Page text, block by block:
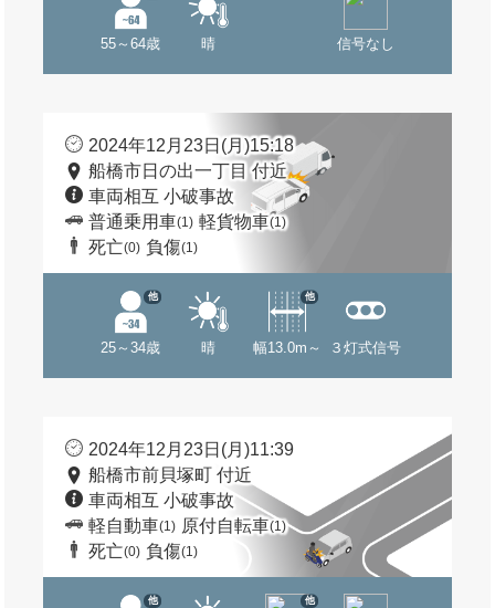
55～64歳 晴 信号なし
2024年12月23日(月)15:18
船橋市日の出一丁目 付近
車両相互 小破事故
普通乗用車(1) 軽貨物車(1)
死亡(0) 負傷(1)
25～34歳
他
晴 幅13.0m～
他
３灯式信号
2024年12月23日(月)11:39
船橋市前貝塚町 付近
車両相互 小破事故
軽自動車(1) 原付自転車(1)
死亡(0) 負傷(1)
他 他